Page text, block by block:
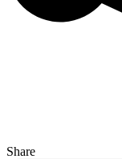
Share